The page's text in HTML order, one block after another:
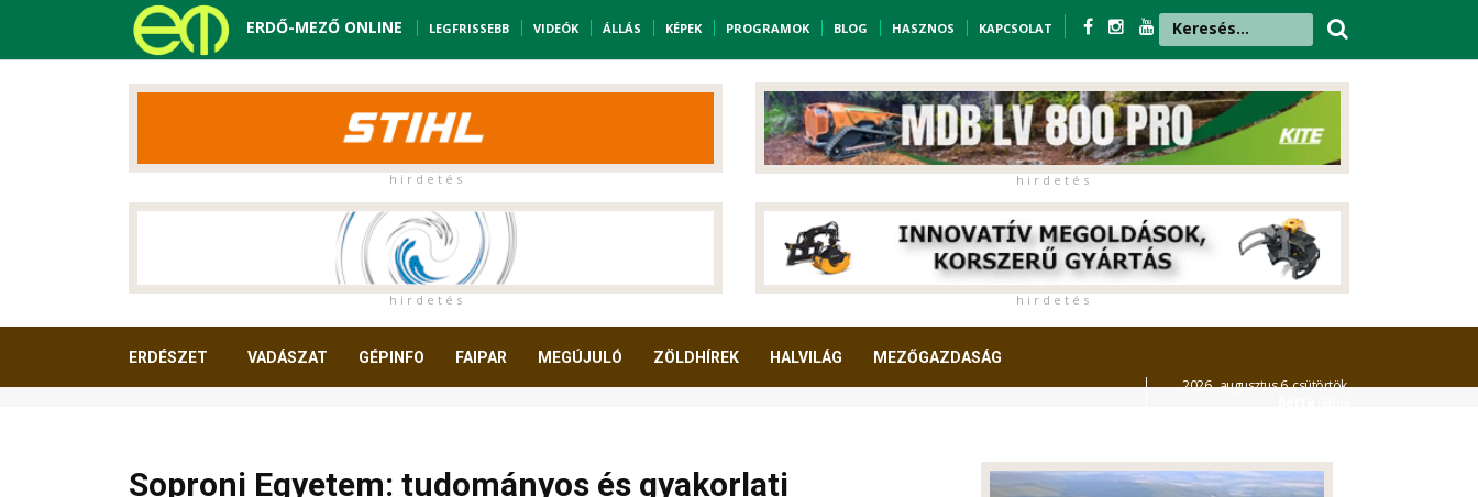
ERDŐ-MEZŐ ONLINE LEGFRISSEBB VIDEÓK ÁLLÁS KÉPEK PROGRAMOK BLOG HASZNOS KAPCSOLAT
h i r d e t é s h i r d e t é s
h i r d e t é s h i r d e t é s
ERDÉSZET VADÁSZAT GÉPINFO FAIPAR MEGÚJULÓ ZÖLDHÍREK HALVILÁG MEZŐGAZDASÁG
2026. augusztus 6. csütörtök,
Soproni Egyetem: tudományos és gyakorlati